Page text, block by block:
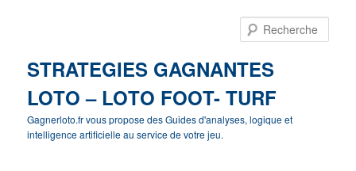
STRATEGIES GAGNANTES
LOTO – LOTO FOOT- TURF
Gagnerloto.fr vous propose des Guides d'analyses, logique et
intelligence artificielle au service de votre jeu.